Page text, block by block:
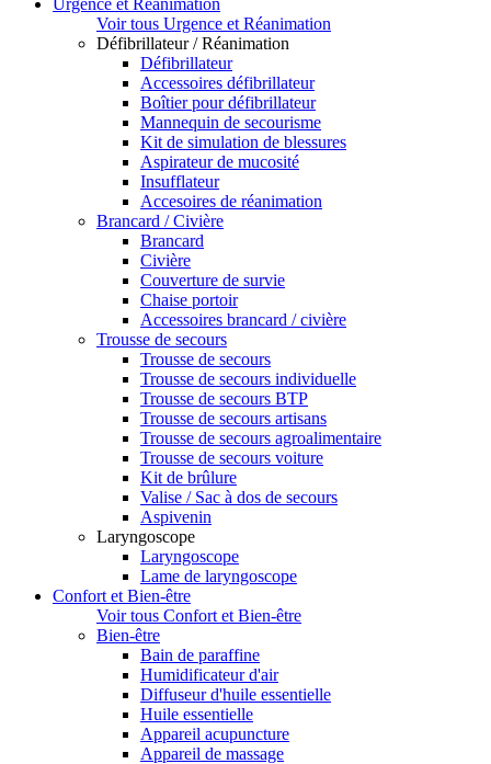
Urgence et Réanimation
Voir tous Urgence et Réanimation
Défibrillateur / Réanimation
Défibrillateur
Accessoires défibrillateur
Boîtier pour défibrillateur
Mannequin de secourisme
Kit de simulation de blessures
Aspirateur de mucosité
Insufflateur
Accesoires de réanimation
Brancard / Civière
Brancard
Civière
Couverture de survie
Chaise portoir
Accessoires brancard / civière
Trousse de secours
Trousse de secours
Trousse de secours individuelle
Trousse de secours BTP
Trousse de secours artisans
Trousse de secours agroalimentaire
Trousse de secours voiture
Kit de brûlure
Valise / Sac à dos de secours
Aspivenin
Laryngoscope
Laryngoscope
Lame de laryngoscope
Confort et Bien-être
Voir tous Confort et Bien-être
Bien-être
Bain de paraffine
Humidificateur d'air
Diffuseur d'huile essentielle
Huile essentielle
Appareil acupuncture
Appareil de massage